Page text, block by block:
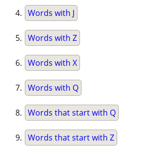
Words with J
Words with Z
Words with X
Words with Q
Words that start with Q
Words that start with Z